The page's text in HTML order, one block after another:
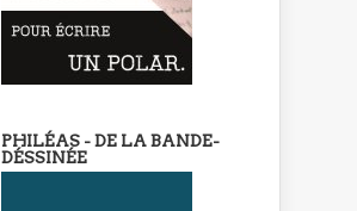
PHILÉAS - DE LA BANDE-
DÉSSINÉE